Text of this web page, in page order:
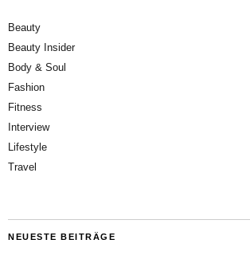
Beauty
Beauty Insider
Body & Soul
Fashion
Fitness
Interview
Lifestyle
Travel
NEUESTE BEITRÄGE